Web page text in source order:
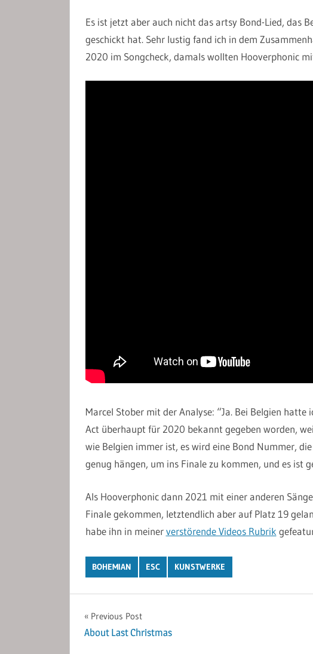
Es ist jetzt aber auch nicht das artsy Bond-Lied, das
geschickt hat. Sehr lustig fand ich in dem
2020 im Songcheck, damals wollten Hooverphonic
Marcel Stober mit der Analyse: “Ja. Bei Belgien
Act überhaupt für 2020 bekannt gegeben worden,
wie Belgien immer ist, es wird eine Bond Nummer,
genug hängen, um ins Finale zu kommen, und es ist
Als Hooverphonic dann 2021 mit einer anderen
Finale gekommen, letztendlich aber auf Platz 19
habe ihn in meinerverstörende Videos Rubrik
BOHEMIAN ESC KUNSTWERKE
Post
navigation
Previous Post
About Last Christmas